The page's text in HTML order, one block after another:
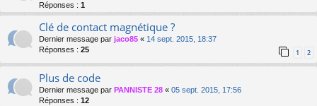
Réponses : 1
Clé de contact magnétique ?
Dernier message par jaco85 « 14 sept. 2015, 18:37
Réponses : 25 1 2
Plus de code
Dernier message par PANNISTE 28 « 05 sept. 2015, 17:56
Réponses : 12